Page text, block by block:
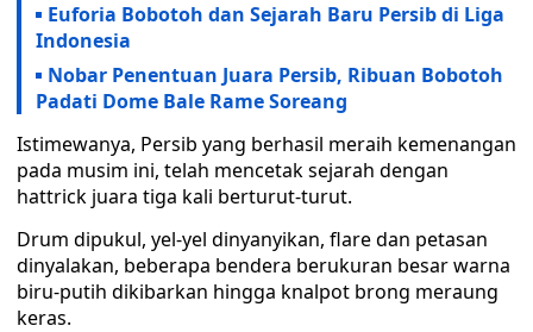
Euforia Bobotoh dan Sejarah Baru Persib di Liga
Indonesia
Nobar Penentuan Juara Persib, Ribuan Bobotoh
Padati Dome Bale Rame Soreang
Istimewanya, Persib yang berhasil meraih kemenangan
pada musim ini, telah mencetak sejarah dengan
hattrick juara tiga kali berturut-turut.
Drum dipukul, yel-yel dinyanyikan, flare dan petasan
dinyalakan, beberapa bendera berukuran besar warna
biru-putih dikibarkan hingga knalpot brong meraung
keras.